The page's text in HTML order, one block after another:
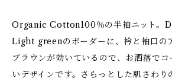
Organic Cotton100％の半袖ニット。
Light greenのボーダーに、衿と袖口の
ブラウンが効いているので、お洒落で
いデザインです。さらっとした肌さわり